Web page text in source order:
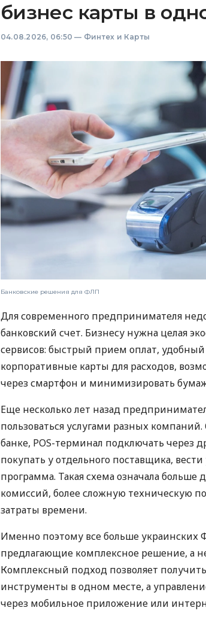
бизнес карты в
04.08.2026, 06:50 — Финтех и Карты
Банковские решения для ФЛП
Для современного предпринимателя
банковский счет. Бизнесу нужна целая
сервисов: быстрый прием оплат, удобный
корпоративные карты для расходов,
через смартфон и минимизировать
Еще несколько лет назад
пользоваться услугами разных
банке, POS-терминал подключать через
покупать у отдельного поставщика,
программа. Такая схема означала больше
комиссий, более сложную техническую
затраты времени.
Именно поэтому все больше украинских
предлагающие комплексное решение, а
Комплексный подход позволяет
инструменты в одном месте, а
через мобильное приложение или